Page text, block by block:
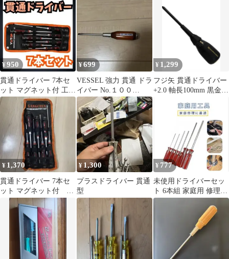
グネット
¥950
貫通ドライバー 7本セ
ット マグネット付 工具
DIY 修理用
¥699
VESSEL 強力 貫通 ドラ
イバー No.１００
-6X100MM
¥ 1,299
フジ矢 貫通ドライバー
+2.0 軸長100mm 黒金
¥ 1,370
貫通ドライバー 7本セ
ット マグネット付
H11
¥1,300
プラスドライバー 貫通
型
¥ 777
未使用ドライバーセッ
ト 6本組 家庭用 修理
DIY